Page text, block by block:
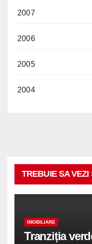
2007
2006
2005
2004
TREBUIE SA VEZI
IMOBILIARE
Tranziția